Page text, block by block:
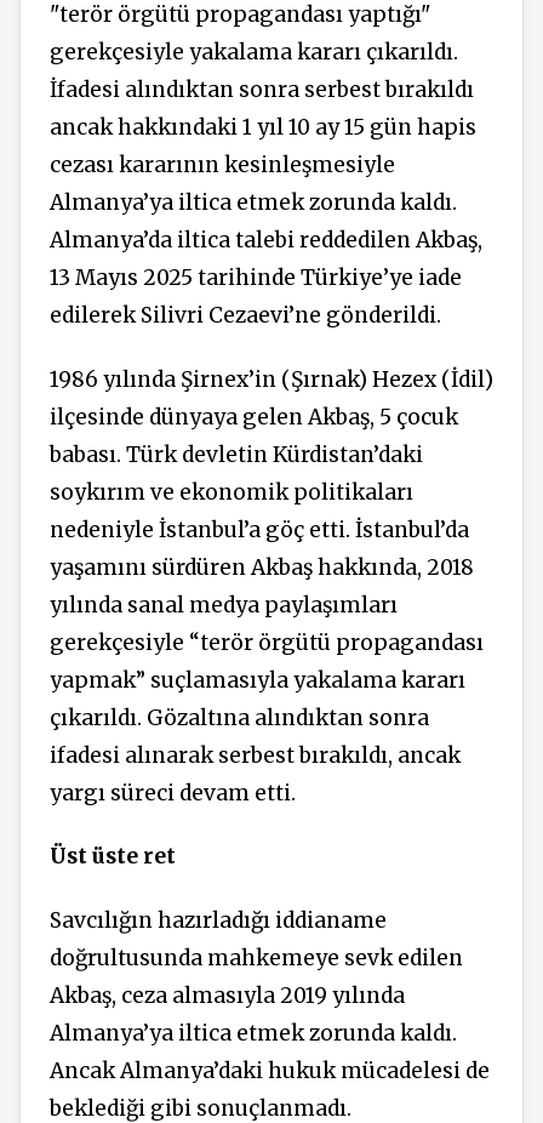
"terör örgütü propagandası yaptığı"
gerekçesiyle yakalama kararı çıkarıldı.
İfadesi alındıktan sonra serbest bırakıldı
ancak hakkındaki 1 yıl 10 ay 15 gün hapis
cezası kararının kesinleşmesiyle
Almanya’ya iltica etmek zorunda kaldı.
Almanya’da iltica talebi reddedilen Akbaş,
13 Mayıs 2025 tarihinde Türkiye’ye iade
edilerek Silivri Cezaevi’ne gönderildi.
1986 yılında Şirnex’in (Şırnak) Hezex (İdil)
ilçesinde dünyaya gelen Akbaş, 5 çocuk
babası. Türk devletin Kürdistan’daki
soykırım ve ekonomik politikaları
nedeniyle İstanbul’a göç etti. İstanbul’da
yaşamını sürdüren Akbaş hakkında, 2018
yılında sanal medya paylaşımları
gerekçesiyle “terör örgütü propagandası
yapmak” suçlamasıyla yakalama kararı
çıkarıldı. Gözaltına alındıktan sonra
ifadesi alınarak serbest bırakıldı, ancak
yargı süreci devam etti.
Üst üste ret
Savcılığın hazırladığı iddianame
doğrultusunda mahkemeye sevk edilen
Akbaş, ceza almasıyla 2019 yılında
Almanya’ya iltica etmek zorunda kaldı.
Ancak Almanya’daki hukuk mücadelesi de
beklediği gibi sonuçlanmadı.